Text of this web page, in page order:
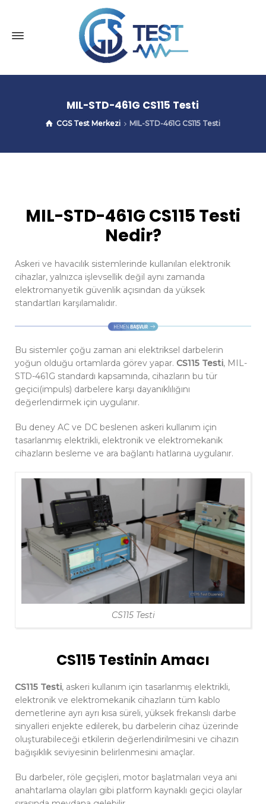
MIL-STD-461G CS115 Testi
CGS Test Merkezi MIL-STD-461G CS115 Testi
MIL-STD-461G CS115 Testi
Nedir?
Askeri ve havacılık sistemlerinde kullanılan elektronik
cihazlar, yalnızca işlevsellik değil aynı zamanda
elektromanyetik güvenlik açısından da yüksek
standartları karşılamalıdır.
Bu sistemler çoğu zaman ani elektriksel darbelerin
yoğun olduğu ortamlarda görev yapar. CS115 Testi, MIL-
STD-461G standardı kapsamında, cihazların bu tür
geçici(impuls) darbelere karşı dayanıklılığını
değerlendirmek için uygulanır.
Bu deney AC ve DC beslenen askeri kullanım için
tasarlanmış elektrikli, elektronik ve elektromekanik
cihazların besleme ve ara bağlantı hatlarına uygulanır.
CS115 Testi
CS115 TestininAmacı
CS115 Testi, askeri kullanım için tasarlanmış elektrikli,
elektronik ve elektromekanik cihazların tüm kablo
demetlerine ayrı ayrı kısa süreli, yüksek frekanslı darbe
sinyalleri enjekte edilerek, bu darbelerin cihaz üzerinde
oluşturabileceği etkilerin değerlendirilmesini ve cihazın
bağışıklık seviyesinin belirlenmesini amaçlar.
Bu darbeler, röle geçişleri, motor başlatmaları veya ani
anahtarlama olayları gibi platform kaynaklı geçici olaylar